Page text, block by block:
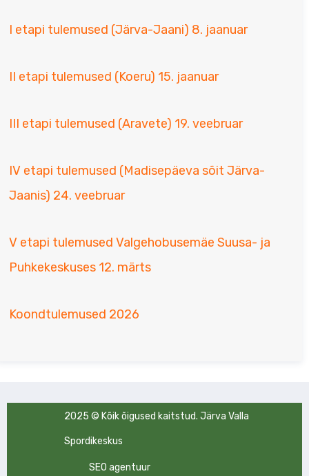
I etapi tulemused (Järva-Jaani) 8. jaanuar
II etapi tulemused (Koeru) 15. jaanuar
III etapi tulemused (Aravete) 19. veebruar
IV etapi tulemused (Madisepäeva sõit Järva-
Jaanis) 24. veebruar
V etapi tulemused Valgehobusemäe Suusa- ja
Puhkekeskuses 12. märts
Koondtulemused 2026
2025 © Kõik õigused kaitstud. Järva Valla
Spordikeskus
SEO agentuur